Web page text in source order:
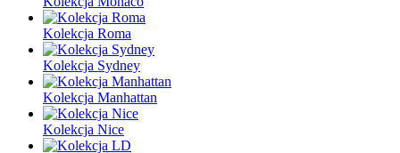
Kolekcja Roma
Kolekcja Sydney
Kolekcja Manhattan
Kolekcja Nice